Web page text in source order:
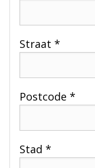
Straat *
Postcode *
Stad *